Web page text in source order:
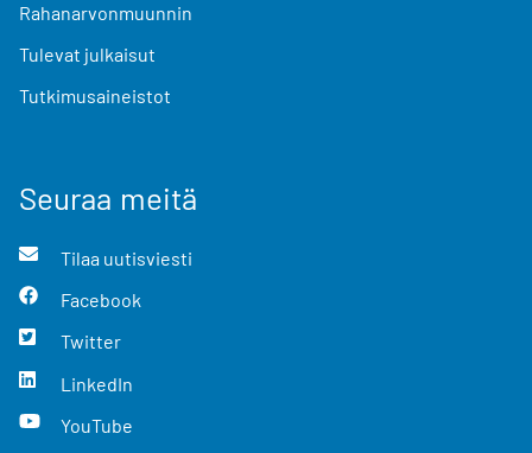
Rahanarvonmuunnin
Tulevat julkaisut
Tutkimusaineistot
Seuraa meitä
Tilaa uutisviesti
Facebook
Twitter
LinkedIn
YouTube